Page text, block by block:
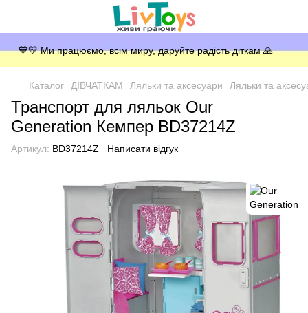
💙💛 Ми працюємо, всім миру, даруйте радість діткам 🙏
Каталог ДІВЧАТКАМ Ляльки та аксесуари Ляльки та
Транспорт для ляльок Our
Generation Кемпер BD37214Z
Артикул: BD37214Z Написати відгук